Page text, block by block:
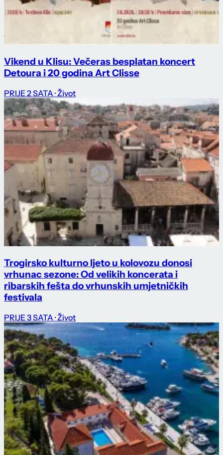
Vikend u Klisu: Večeras besplatan koncert
Detoura i 20 godina Art Clisse
PRIJE 2 SATA · Život
Trogirsko kulturno ljeto u kolovozu donosi
vrhunac sezone: Od velikih koncerata i
ribarskih fešta do vrhunskih umjetničkih
festivala
PRIJE 3 SATA · Život